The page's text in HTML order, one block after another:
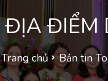
ĐỊA ĐIỂM
Trang chủ Bản tin